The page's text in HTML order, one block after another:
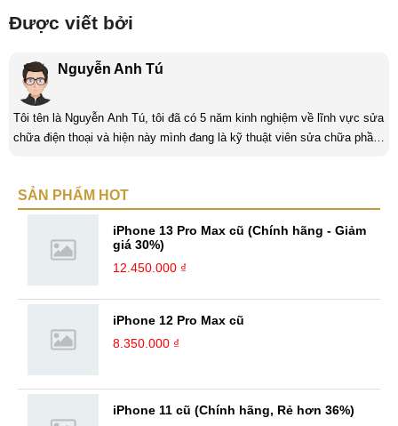
Được viết bởi
Nguyễn Anh Tú
Tôi tên là Nguyễn Anh Tú, tôi đã có 5 năm kinh nghiệm về lĩnh vực sửa
chữa điện thoại và hiện này mình đang là kỹ thuật viên sửa chữa phần
thách và là một người đam mê công nghệ tôi luôn thích tìm tòi những
SẢN PHẨM HOT
iPhone 13 Pro Max cũ (Chính hãng - Giảm
giá 30%)
12.450.000 ₫
iPhone 12 Pro Max cũ
8.350.000 ₫
iPhone 11 cũ (Chính hãng, Rẻ hơn 36%)